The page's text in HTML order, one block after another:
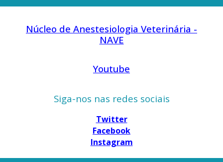
Núcleo de Anestesiologia Veterinária -
NAVE
Youtube
Siga-nos nas redes sociais
Twitter
Facebook
Instagram